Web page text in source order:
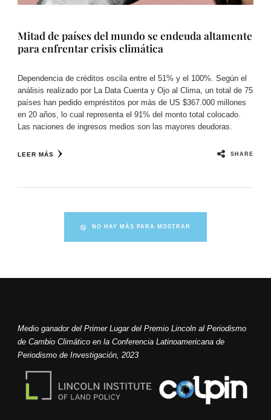
Mitad de países del mundo se endeuda altamente
para enfrentar crisis climática
Dependencia de créditos oscila entre el 51% y el 100%. Según el
análisis realizado por La Data Cuenta y Ojo al Clima, un total de 75
países han pedido empréstitos por más de US $367.000 millones
en 20 años, lo cual representa el 91% del monto total colocado.
Las naciones de ingresos medios son las mayores deudoras.
LEER MÁS SHARE
NO HAY MÁS PARA MOSTRAR
Medio ganador del Primer Lugar del Premio Lincoln al Periodismo
de Cambio Climático en la Conferencia Latinoamericana de
Periodismo de Investigación, 2023